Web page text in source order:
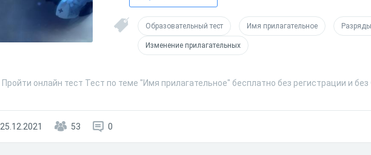
Образовательный тест Имя прилагательное
Изменение прилагательных
Пройти онлайн тест Тест по теме "Имя прилагательное" бесплатно без регистрации и
25.12.2021 53 0